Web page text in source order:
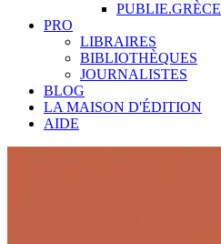
PUBLIE.GRÈCE
PRO
LIBRAIRES
BIBLIOTHÈQUES
JOURNALISTES
BLOG
LA MAISON D'ÉDITION
AIDE